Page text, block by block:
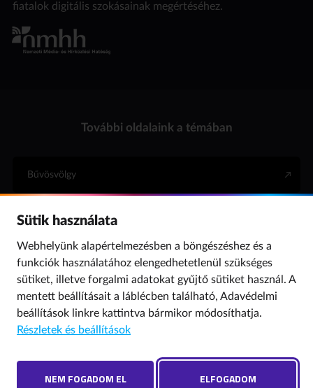
fiatalok digitális szokásainak megértéséhez.
További oldalaink a témában
Bűvösvölgy
Internet Hotline
Para (gyermekvédelem)
© 2019 NMHH Minden jog fenntartva. | Tárhelyszolgáltató: Nemzeti Média- és
Sütik használata
Webhelyünk alapértelmezésben a böngészéshez és a
funkciók használatához elengedhetetlenül szükséges
sütiket, illetve forgalmi adatokat gyűjtő sütiket használ. A
mentett beállításait a láblécben található, Adavédelmi
beállítások linkre kattintva bármikor módosíthatja.
Részletek és beállítások
NEM FOGADOM EL ELFOGADOM